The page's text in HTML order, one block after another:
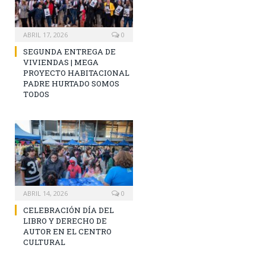
ABRIL 17, 2026 0
SEGUNDA ENTREGA DE
VIVIENDAS | MEGA
PROYECTO HABITACIONAL
PADRE HURTADO SOMOS
TODOS
ABRIL 14, 2026 0
CELEBRACIÓN DÍA DEL
LIBRO Y DERECHO DE
AUTOR EN EL CENTRO
CULTURAL